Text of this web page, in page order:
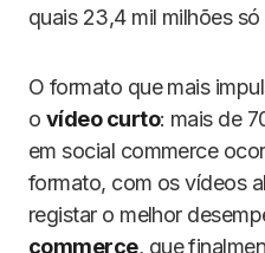
quais 23,4 mil milhões
O formato que mais
o vídeo curto: mais de
em social commerce
formato, com os vídeos
registar o melhor
commerce, que